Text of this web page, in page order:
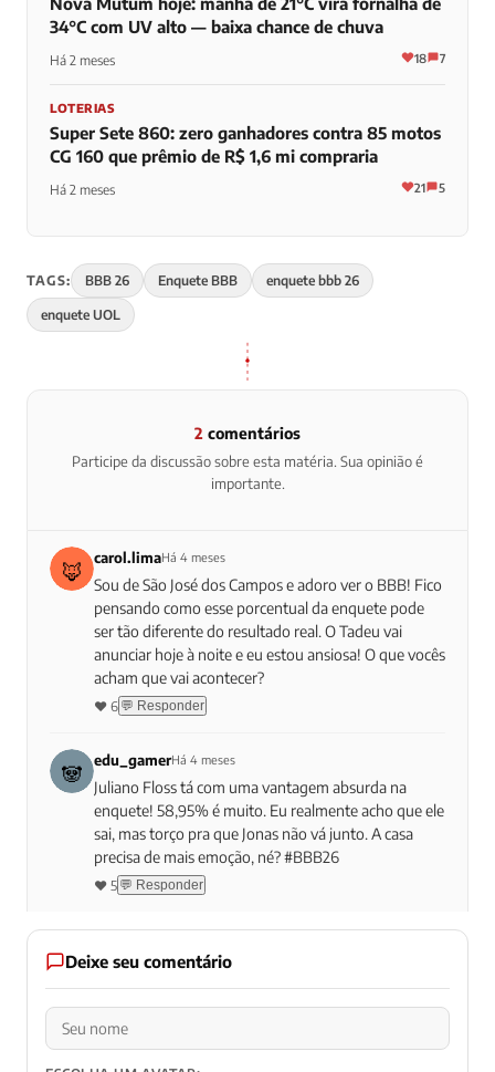
34°C com UV alto — baixa chance de chuva
Há 2 meses 18 7
LOTERIAS
Super Sete 860: zero ganhadores contra 85 motos
CG 160 que prêmio de R$ 1,6 mi compraria
Há 2 meses 21 5
TAGS: BBB 26 Enquete BBB enquete bbb 26
enquete UOL
2 comentários
Participe da discussão sobre esta matéria. Sua opinião é
importante.
carol.limaHá 4 meses
Sou de São José dos Campos e adoro ver o BBB! Fico
pensando como esse porcentual da enquete pode
ser tão diferente do resultado real. O Tadeu vai
anunciar hoje à noite e eu estou ansiosa! O que vocês
acham que vai acontecer?
❤️ 6 💬 Responder
edu_gamerHá 4 meses
Juliano Floss tá com uma vantagem absurda na
enquete! 58,95% é muito. Eu realmente acho que ele
sai, mas torço pra que Jonas não vá junto. A casa
precisa de mais emoção, né? #BBB26
❤️ 5 💬 Responder
Deixe seu comentário